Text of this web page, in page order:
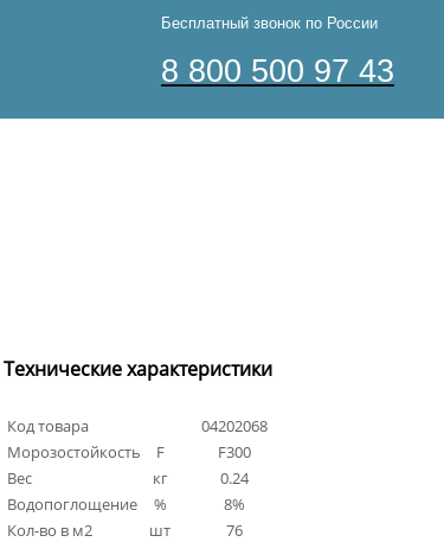
Бесплатный звонок по России
8 800 500 97 43
Технические характеристики
Код товара
04202068
Морозостойкость
F
F300
Вес
кг
0.24
Водопоглощение
%
8%
Кол-во в м2
шт
76